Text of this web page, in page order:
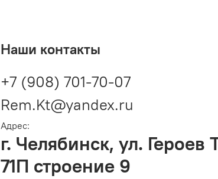
Наши контакты
+7 (908) 701-70-07
Rem.Kt@yandex.ru
Адрес:
г. Челябинск, ул. Героев
71П строение 9